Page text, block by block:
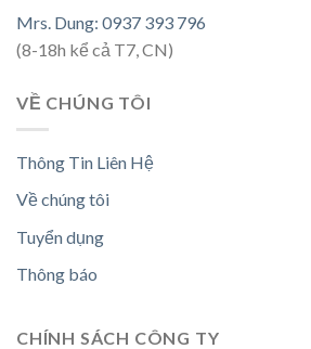
Mrs. Dung: 0937 393 796
(8-18h kể cả T7, CN)
VỀ CHÚNG TÔI
Thông Tin Liên Hệ
Về chúng tôi
Tuyển dụng
Thông báo
CHÍNH SÁCH CÔNG TY